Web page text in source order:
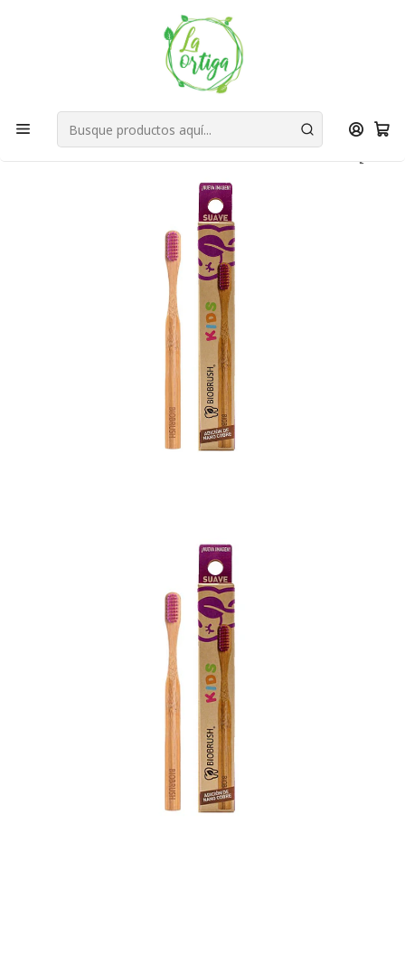
Bienvenid@s a quienes quieren un planeta más verde...
Nuestra Misión
Productos Hogar
Cepillo Kids Suave Morado Biobrush